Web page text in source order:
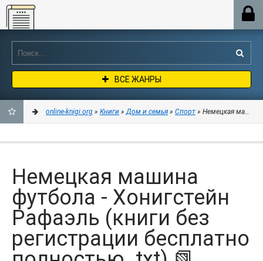
Online-knigi.org
ВСЕ ЖАНРЫ
ЗАКЛАДКИ
online-knigi.org » Книги »Дом и семья » Спорт » Немецкая машина
Немецкая машина
футбола - Хонигстейн
Рафаэль (книги без
регистрации бесплатно